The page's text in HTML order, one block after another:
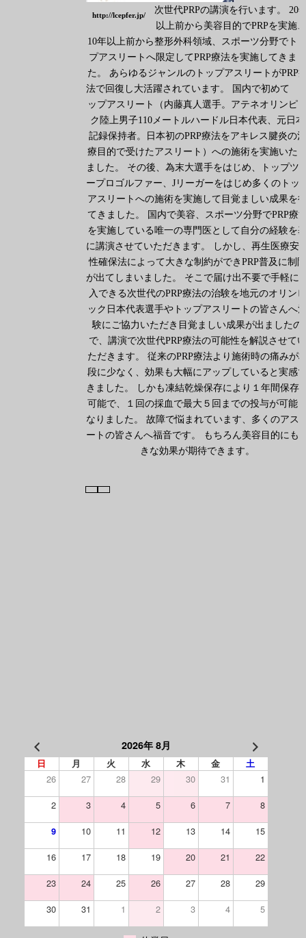
次世代PRP
http://lcepfer.jp/
の講演を行います。 20
以上前から美容目的でPRPを実施、
10年以上前から整形外科領域、スポーツ分野でト
プアスリートへ限定してPRP療法を実施してきまし
た。 あらゆるジャンルのトップアスリートがPRP
法で回復し大活躍されています。 国内で初めて
ップアスリート（内藤真人選手。アテネオリンピ
ク陸上男子110メートルハードル日本代表、元日本
記録保持者。日本初のPRP療法をアキレス腱炎の治
療目的で受けたアスリート）への施術を実施いた
ました。 その後、為末大選手をはじめ、トップツ
ープロゴルファー、Jリーガーをはじめ多くのトッ
アスリートへの施術を実施して目覚ましい成果を
てきました。 国内で美容、スポーツ分野でPRP療
を実施している唯一の専門医として自分の経験を
に講演させていただきます。 しかし、再生医療安
性確保法によって大きな制約ができPRP普及に制限
が出てしまいました。 そこで届け出不要で手軽に
入できる次世代のPRP療法の治験を地元のオリンピ
ック日本代表選手やトップアスリートの皆さんへ
験にご協力いただき目覚ましい成果が出ましたの
で、講演で次世代PRP療法の可能性を解説させてい
ただきます。 従来のPRP療法より施術時の痛みが
段に少なく、効果も大幅にアップしていると実感
きました。 しかも凍結乾燥保存により１年間保存
可能で、１回の採血で最大５回までの投与が可能
なりました。 故障で悩まれています、多くのアス
ートの皆さんへ福音です。 もちろん美容目的にも
きな効果が期待できます。
2026年 8月
日 月 火 水 木 金 土
26 27 28 29 30 31
1
2
3 4 5 6 7 8
9 10 11 12 13 14
15
16
17 18 19 20 21
22
23
24 25 26 27 28
29
30
31 1 2 3 4 5